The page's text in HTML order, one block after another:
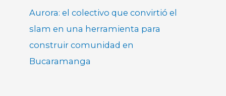
Aurora: el colectivo que convirtió el
slam en una herramienta para
construir comunidad en
Bucaramanga